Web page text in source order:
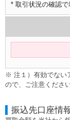
* 取引状況の確認で
※ 注１）有効でない
ので、ご注意ください
振込先口座情